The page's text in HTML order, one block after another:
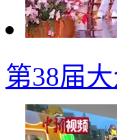
第38届